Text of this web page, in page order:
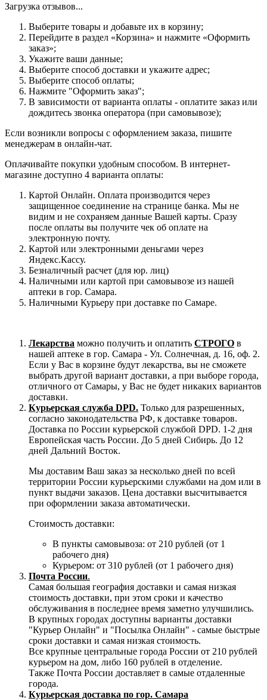
Загрузка отзывов...
Выберите товары и добавьте их в корзину;
Перейдите в раздел «Корзина» и нажмите «Оформить
заказ»;
Укажите ваши данные;
Выберите способ доставки и укажите адрес;
Выберите способ оплаты;
Нажмите "Оформить заказ";
В зависимости от варианта оплаты - оплатите заказ или
дождитесь звонка оператора (при самовывозе);
Если возникли вопросы с оформлением заказа, пишите
менеджерам в онлайн-чат.
Оплачивайте покупки удобным способом. В интернет-
магазине доступно 4 варианта оплаты:
Картой Онлайн. Оплата производится через
защищенное соединение на странице банка. Мы не
видим и не сохраняем данные Вашей карты. Сразу
после оплаты вы получите чек об оплате на
электронную почту.
Картой или электронными деньгами через
Яндекс.Кассу.
Безналичный расчет (для юр. лиц)
Наличными или картой при самовывозе из нашей
аптеки в гор. Самара.
Наличными Курьеру при доставке по Самаре.
Лекарства можно получить и оплатить СТРОГО в
нашей аптеке в гор. Самара - Ул. Солнечная, д. 16, оф. 2.
Если у Вас в корзине будут лекарства, вы не сможете
выбрать другой вариант доставки, а при выборе города,
отличного от Самары, у Вас не будет никаких вариантов
доставки.
Курьерская служба DPD. Только для разрешенных,
согласно законодательства РФ, к доставке товаров.
Доставка по России курьерской службой DPD. 1-2 дня
Европейская часть России. До 5 дней Сибирь. До 12
дней Дальний Восток.
Мы доставим Ваш заказ за несколько дней по всей
территории России курьерскими службами на дом или в
пункт выдачи заказов. Цена доставки высчитывается
при оформлении заказа автоматически.
Стоимость доставки:
В пункты самовывоза: от 210 рублей (от 1
рабочего дня)
Курьером: от 310 рублей (от 1 рабочего дня)
Почта России.
Самая большая география доставки и самая низкая
стоимость доставки, при этом сроки и качество
обслуживания в последнее время заметно улучшились.
В крупных городах доступны варианты доставки
"Курьер Онлайн" и "Посылка Онлайн" - самые быстрые
сроки доставки и самая низкая стоимость.
Все крупные центральные города России от 210 рублей
курьером на дом, либо 160 рублей в отделение.
Также Почта России доставляет в самые отдаленные
города.
Курьерская доставка по гор. Самара